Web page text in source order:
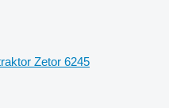
Zetor 6245